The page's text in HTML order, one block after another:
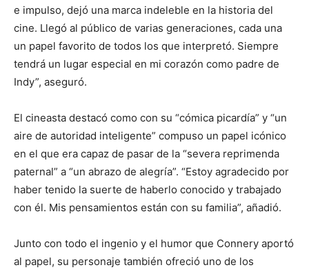
e impulso, dejó una marca indeleble en la historia del
cine. Llegó al público de varias generaciones, cada una
un papel favorito de todos los que interpretó. Siempre
tendrá un lugar especial en mi corazón como padre de
Indy”, aseguró.
El cineasta destacó como con su “cómica picardía” y “un
aire de autoridad inteligente” compuso un papel icónico
en el que era capaz de pasar de la “severa reprimenda
paternal” a “un abrazo de alegría”. “Estoy agradecido por
haber tenido la suerte de haberlo conocido y trabajado
con él. Mis pensamientos están con su familia”, añadió.
Junto con todo el ingenio y el humor que Connery aportó
al papel, su personaje también ofreció uno de los